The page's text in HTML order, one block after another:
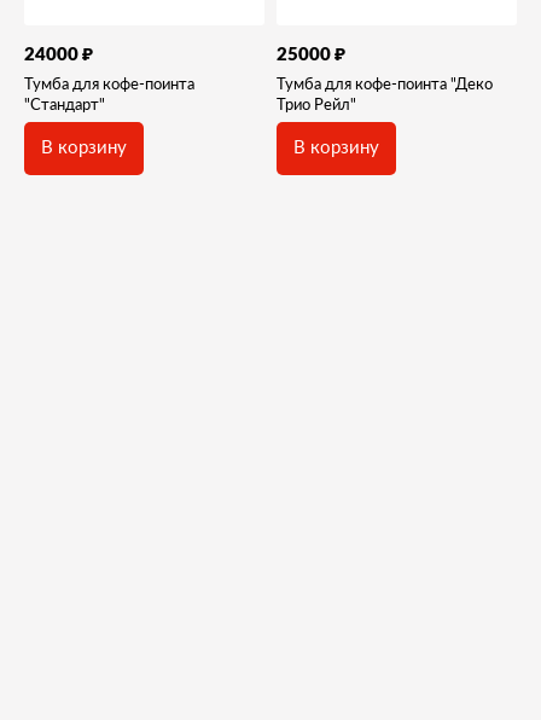
24000 ₽
Тумба для кофе-поинта
"Стандарт"
В корзину
25000 ₽
Тумба для кофе-поинта "Деко
Трио Рейл"
В корзину